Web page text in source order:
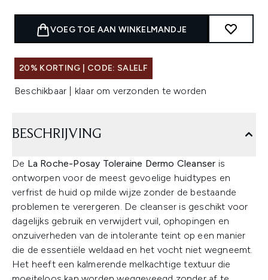
VOEG TOE AAN WINKELMANDJE
20% KORTING | CODE: SALELF
Beschikbaar | klaar om verzonden te worden
BESCHRIJVING
De La Roche-Posay Toleraine Dermo Cleanser is
ontworpen voor de meest gevoelige huidtypes en
verfrist de huid op milde wijze zonder de bestaande
problemen te verergeren. De cleanser is geschikt voor
dagelijks gebruik en verwijdert vuil, ophopingen en
onzuiverheden van de intolerante teint op een manier
die de essentiële weldaad en het vocht niet wegneemt.
Het heeft een kalmerende melkachtige textuur die